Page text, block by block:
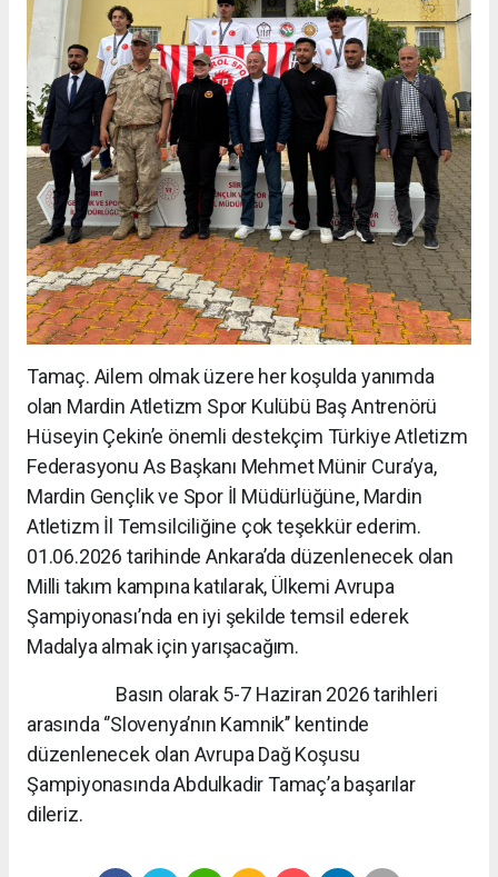
Tamaç. Ailem olmak üzere her koşulda yanımda
olan Mardin Atletizm Spor Kulübü Baş Antrenörü
Hüseyin Çekin’e önemli destekçim Türkiye Atletizm
Federasyonu As Başkanı Mehmet Münir Cura’ya,
Mardin Gençlik ve Spor İl Müdürlüğüne, Mardin
Atletizm İl Temsilciliğine çok teşekkür ederim.
01.06.2026 tarihinde Ankara’da düzenlenecek olan
Milli takım kampına katılarak, Ülkemi Avrupa
Şampiyonası’nda en iyi şekilde temsil ederek
Madalya almak için yarışacağım.
Basın olarak 5-7 Haziran 2026 tarihleri
arasında ‘’Slovenya’nın Kamnik’’ kentinde
düzenlenecek olan Avrupa Dağ Koşusu
Şampiyonasında Abdulkadir Tamaç’a başarılar
dileriz.